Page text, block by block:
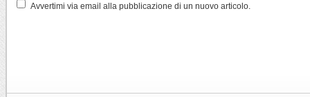
Avvertimi via email alla pubblicazione di un nuovo articolo.